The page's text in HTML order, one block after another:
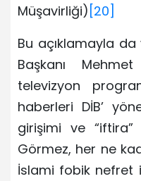
Müşavirliği) [20]
Bu açıklamayla
Başkanı
televizyon
haberleri DİB’
girişimi ve “iftira”
Görmez, her ne
İslami fobik nefret